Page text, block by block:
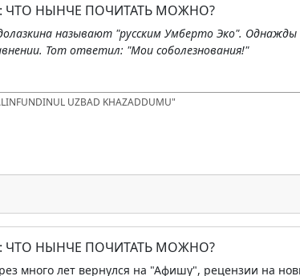
ЧТО НЫНЧЕ ПОЧИТАТЬ МОЖНО?
называют "русским Умберто Эко".
Тот ответил: "Мои соболезнования!"
UZBAD KHAZADDUMU"
ЧТО НЫНЧЕ ПОЧИТАТЬ МОЖНО?
много лет вернулся на "Афишу", рецензии на